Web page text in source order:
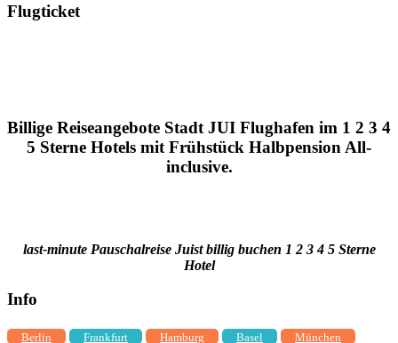
Flugticket
Billige Reiseangebote Stadt JUI Flughafen im 1 2 3 4
5 Sterne Hotels mit Frühstück Halbpension All-
inclusive.
last-minute Pauschalreise Juist billig buchen 1 2 3 4 5 Sterne
Hotel
Info
Berlin Frankfurt Hamburg Basel
München